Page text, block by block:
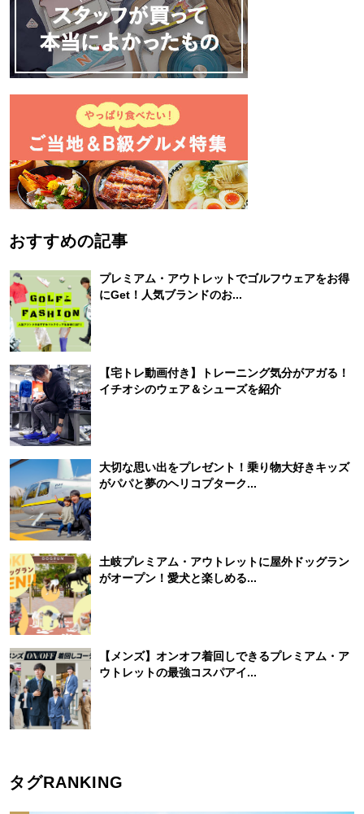
おすすめの記事
プレミアム・アウトレットでゴルフウェアをお得
にGet！人気ブランドのお...
【宅トレ動画付き】トレーニング気分がアガる！
イチオシのウェア＆シューズを紹介
大切な思い出をプレゼント！乗り物大好きキッズ
がパパと夢のヘリコプターク...
土岐プレミアム・アウトレットに屋外ドッグラン
がオープン！愛犬と楽しめる...
【メンズ】オンオフ着回しできるプレミアム・ア
ウトレットの最強コスパアイ...
タグRANKING